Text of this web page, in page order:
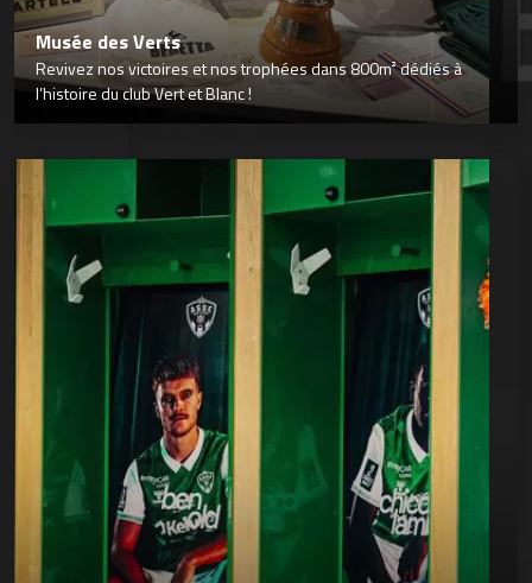
Musée des Verts
Revivez nos victoires et nos trophées dans 800m² dédiés à
l’histoire du club Vert et Blanc !